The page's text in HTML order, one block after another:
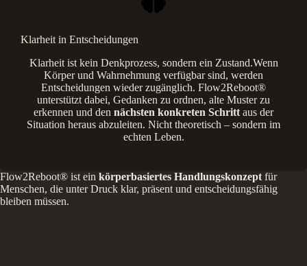
Klarheit in Entscheidungen
Klarheit ist kein Denkprozess, sondern ein Zustand.Wenn
Körper und Wahrnehmung verfügbar sind, werden
Entscheidungen wieder zugänglich. Flow2Reboot®
unterstützt dabei, Gedanken zu ordnen, alte Muster zu
erkennen und den nächsten konkreten Schritt aus der
Situation heraus abzuleiten. Nicht theoretisch – sondern im
echten Leben.
Flow2Reboot® ist ein körperbasiertes Handlungskonzept für
Menschen, die unter Druck klar, präsent und entscheidungsfähig
bleiben müssen.